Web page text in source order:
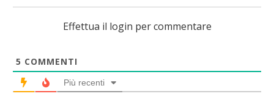
Effettua il login per commentare
5 COMMENTI
Più recenti